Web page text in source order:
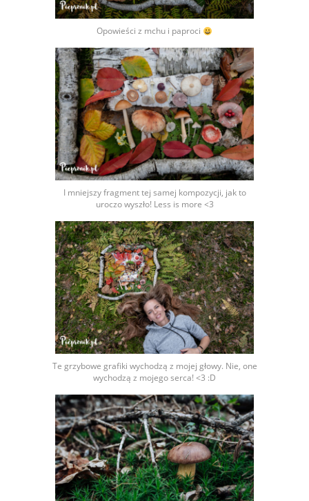
Opowieści z mchu i paproci
I mniejszy fragment tej samej kompozycji, jak to
uroczo wyszło! Less is more <3
Te grzybowe grafiki wychodzą z mojej głowy. Nie, one
wychodzą z mojego serca! <3 :D